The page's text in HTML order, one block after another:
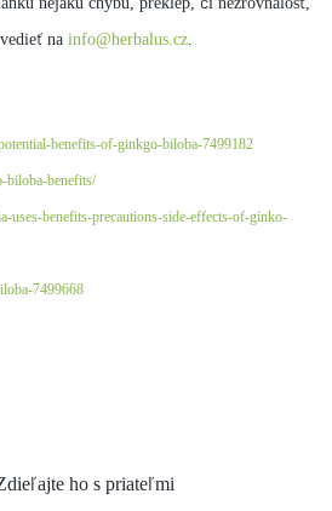
na info@herbalus.cz.
benefits-of-ginkgo-biloba-7499182
biloba-benefits/
uses-benefits-precautions-side-effects-of-ginko-
7499668
ho s priateľmi